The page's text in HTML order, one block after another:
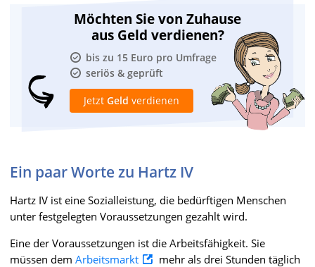
Möchten Sie von Zuhause
aus Geld verdienen?
bis zu 15 Euro pro Umfrage
seriös & geprüft
Jetzt Geld verdienen
Ein paar Worte zu Hartz IV
Hartz IV ist eine Sozialleistung, die bedürftigen Menschen
unter festgelegten Voraussetzungen gezahlt wird.
Eine der Voraussetzungen ist die Arbeitsfähigkeit. Sie
müssen dem Arbeitsmarkt
mehr als drei Stunden täglich